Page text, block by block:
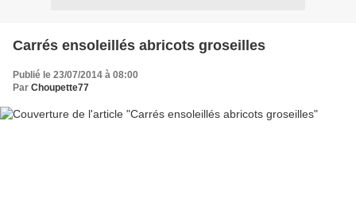
Carrés ensoleillés abricots groseilles
Publié le 23/07/2014 à 08:00
Par Choupette77